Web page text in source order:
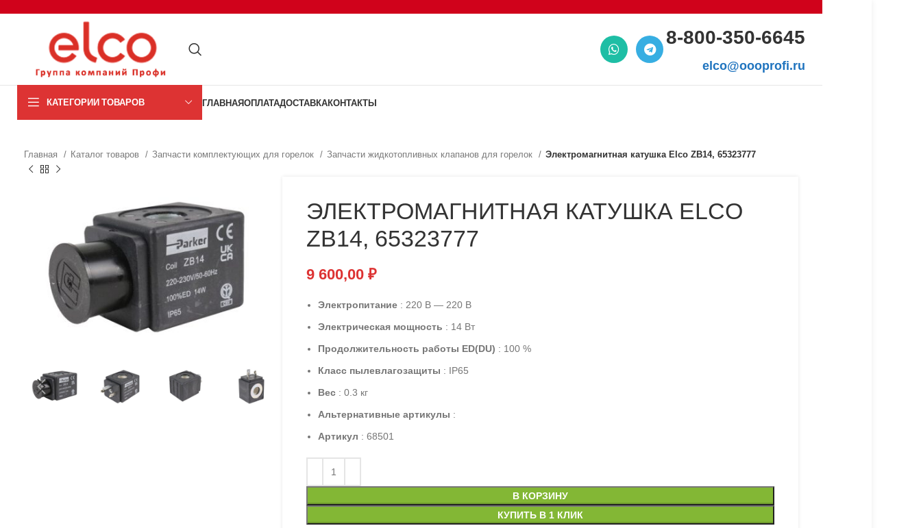
8-800-350-6645
elco@oooprofi.ru
КАТЕГОРИИ ТОВАРОВ ГЛАВНАЯОПЛАТАДОСТАВКАКОНТАКТЫ
Главная Каталог товаров Запчасти комплектующих для горелок Запчасти жидкотопливных клапанов для горелок Электромагнитная катушка Elco ZB14, 65323777
ЭЛЕКТРОМАГНИТНАЯ КАТУШКА ELCO
ZB14, 65323777
9 600,00 ₽
Электропитание: 220 В — 220 В
Электрическая мощность : 14 Вт
Продолжительность работы ED(DU) : 100 %
Класс пылевлагозащиты : IP65
Вес: 0.3 кг
Альтернативные артикулы :
Артикул : 68501
В КОРЗИНУ
КУПИТЬ В 1 КЛИК